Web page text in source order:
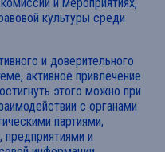
культуры среди
и доверительного
активное привлечение
этого можно при
с органами
партиями,
и